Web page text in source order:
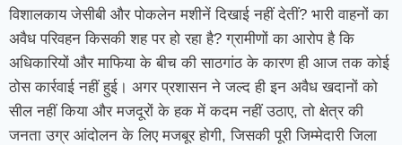
विशालकाय जेसीबी और पोकलेन मशीनें दिखाई नहीं देतीं? भारी वाहनों का
अवैध परिवहन किसकी शह पर हो रहा है? ग्रामीणों का आरोप है कि
अधिकारियों और माफिया के बीच की साठगांठ के कारण ही आज तक कोई
ठोस कार्रवाई नहीं हुई। अगर प्रशासन ने जल्द ही इन अवैध खदानों को
सील नहीं किया और मजदूरों के हक में कदम नहीं उठाए, तो क्षेत्र की
जनता उग्र आंदोलन के लिए मजबूर होगी, जिसकी पूरी जिम्मेदारी जिला